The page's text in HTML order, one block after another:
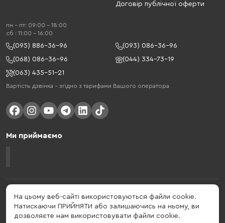
Договір публічної оферти
пн - пт: 09:00 - 18:00
cб : 11:00 - 16:00
(095) 886-36-96
(093) 086-36-96
(068) 086-36-96
(044) 334-73-19
(063) 435-51-21
Вартість дзвінка – згідно з тарифами Вашого оператора
Ми приймаємо
Gelius - український бренд, який активно розвивається у сфері смарт
гаджетів та мобільних аксесуарів. Бренд заснований в 2013 році. Gelius
- це набагато більше ніж просто бренд, це стиль життя, який об'єднує в
собі драйв, радість, швидкість, новації і практичність.
На цьому веб-сайті використовуються файли cookie.
Натискаючи ПРИЙНЯТИ або залишаючись на ньому, ви
дозволяєте нам використовувати файли cookie.